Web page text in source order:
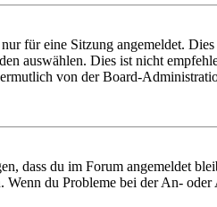
für eine Sitzung angemeldet.
auswählen. Dies ist nicht
von der Board-
dass du im Forum angemeldet
du Probleme bei der An-